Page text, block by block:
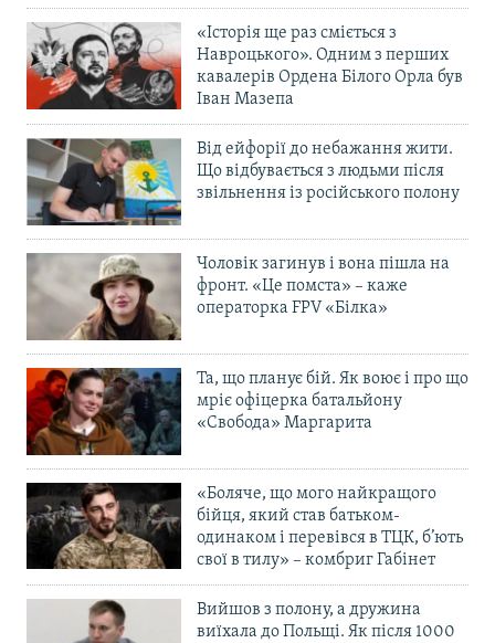
«Історія ще раз сміється з
Навроцького». Одним з перших
кавалерів Ордена Білого Орла був
Іван Мазепа
Від ейфорії до небажання жити.
Що відбувається з людьми після
звільнення із російського полону
Чоловік загинув і вона пішла на
фронт. «Це помста» – каже
операторка FPV «Білка»
Та, що планує бій. Як воює і про що
мріє офіцерка батальйону
«Свобода» Маргарита
«Боляче, що мого найкращого
бійця, який став батьком-
одинаком і перевівся в ТЦК, б’ють
свої в тилу» – комбриг Габінет
Вийшов з полону, а дружина
виїхала до Польщі. Як після 1000